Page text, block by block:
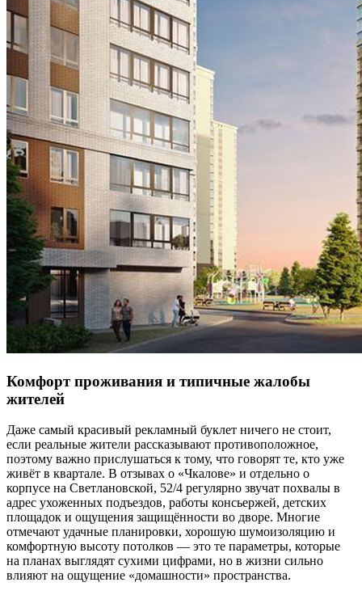
Комфорт проживания и типичные жалобы
жителей
Даже самый красивый рекламный буклет ничего не стоит,
если реальные жители рассказывают противоположное,
поэтому важно прислушаться к тому, что говорят те, кто уже
живёт в квартале. В отзывах о «Чкалове» и отдельно о
корпусе на Светлановской, 52/4 регулярно звучат похвалы в
адрес ухоженных подъездов, работы консьержей, детских
площадок и ощущения защищённости во дворе. Многие
отмечают удачные планировки, хорошую шумоизоляцию и
комфортную высоту потолков — это те параметры, которые
на планах выглядят сухими цифрами, но в жизни сильно
влияют на ощущение «домашности» пространства.